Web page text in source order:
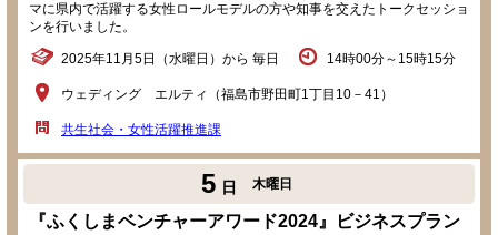
マに県内で活躍する女性ロールモデルの方や知事を交えたトークセッショ
ンを行いました。
2025年11月5日（水曜日）から 毎日 14時00分～15時15分
ウェディング エルティ（福島市野田町1丁目10－41）
共生社会・女性活躍推進課
5 日 木曜日
『ふくしまベンチャーアワード2024』ビジネスプラン